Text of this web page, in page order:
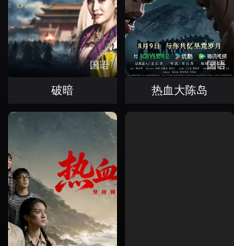
国语
破暗
国语
热血大陈岛